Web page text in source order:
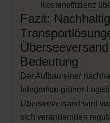
Kosteneffizienz
Fazit:
Bedeutung
Der Aufbau einer
Integration grüner
Überseeversand wird
sich verändernden